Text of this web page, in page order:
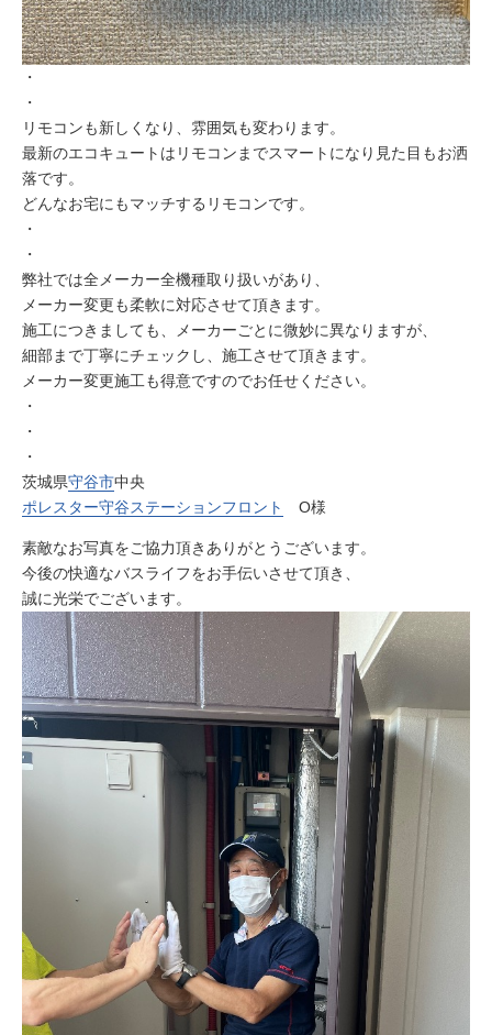
・
・
リモコンも新しくなり、雰囲気も変わります。
最新のエコキュートはリモコンまでスマートになり見た目もお洒
落です。
どんなお宅にもマッチするリモコンです。
・
・
弊社では全メーカー全機種取り扱いがあり、
メーカー変更も柔軟に対応させて頂きます。
施工につきましても、メーカーごとに微妙に異なりますが、
細部まで丁寧にチェックし、施工させて頂きます。
メーカー変更施工も得意ですのでお任せください。
・
・
・
茨城県守谷市中央
ポレスター守谷ステーションフロント
O様
素敵なお写真をご協力頂きありがとうございます。
今後の快適なバスライフをお手伝いさせて頂き、
誠に光栄でございます。